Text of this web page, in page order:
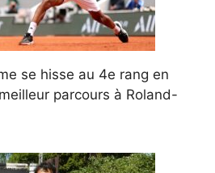
se hisse au 4e rang en
parcours à Roland-